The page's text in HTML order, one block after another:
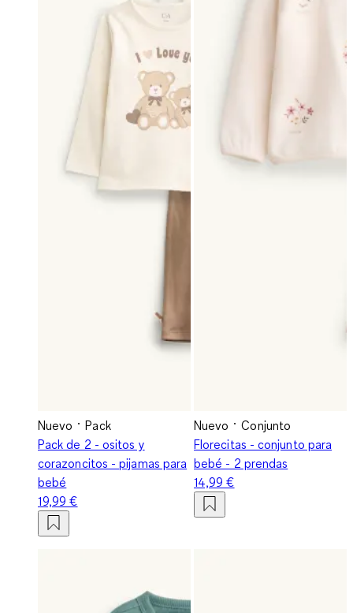
Nuevo
Pack
Pack de 2 - ositos y
corazoncitos - pijamas para
bebé
19,99 €
Nuevo
Conjunto
Florecitas - conjunto para
bebé - 2 prendas
14,99 €